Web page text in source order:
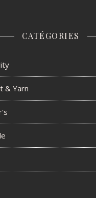
CATÉGORIES
& Yarn